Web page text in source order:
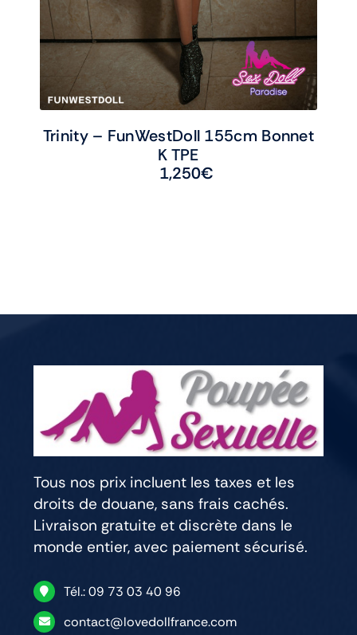
Trinity – FunWestDoll 155cm Bonnet
K TPE
1,250€
Tous nos prix incluent les taxes et les
droits de douane, sans frais cachés.
Livraison gratuite et discrète dans le
monde entier, avec paiement sécurisé.
Tél.: 09 73 03 40 96
contact@lovedollfrance.com